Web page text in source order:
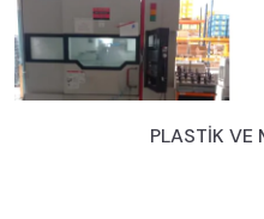
PLASTİK VE